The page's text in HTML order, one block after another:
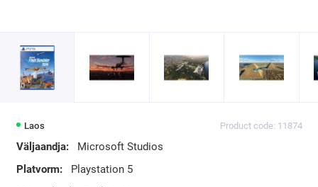
Laos Product code: 11874
Väljaandja:
Microsoft Studios
Platvorm:
Playstation 5